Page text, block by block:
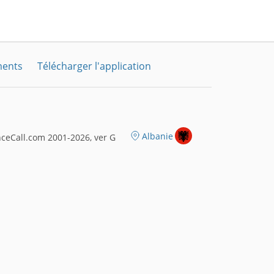
Télécharger l'application
2001-2026, ver G Albanie